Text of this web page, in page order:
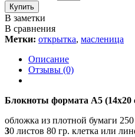
Купить
В заметки
В сравнения
Метки: открытка, масленица
Описание
Отзывы (0)
Блокноты формата А5 (14х20
обложка из плотной бумаги
30 листов 80 гр. клетка или